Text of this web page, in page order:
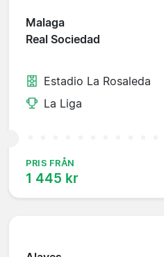
Malaga
Real Sociedad
Estadio La Rosaleda
La Liga
PRIS FRÅN
1 445 kr